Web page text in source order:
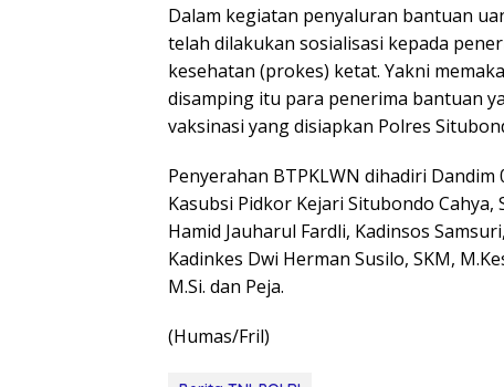
Dalam kegiatan penyaluran bantuan
telah dilakukan sosialisasi kepada
kesehatan (prokes) ketat. Yakni
disamping itu para penerima bantuan
vaksinasi yang disiapkan Polres
Penyerahan BTPKLWN dihadiri
Kasubsi Pidkor Kejari Situbondo
Hamid Jauharul Fardli, Kadinsos
Kadinkes Dwi Herman Susilo, SKM,
M.Si. dan Peja.
(Humas/Fril)